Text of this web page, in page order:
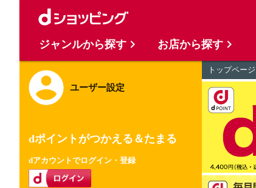
ユーザー設定
dポイントがつかえる＆たまる
dアカウントでログイン・登録
トップページ
ジャンルから探す お店から探す